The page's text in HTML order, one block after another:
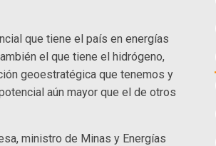
que tiene el país en energías
el que tiene el hidrógeno,
geoestratégica que tenemos y
aún mayor que el de otros
ministro de Minas y Energías